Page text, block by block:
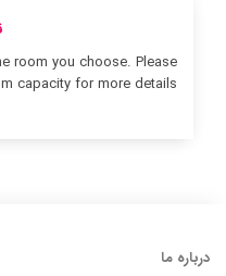
room you choose. Please
capacity for more details.
درباره ما